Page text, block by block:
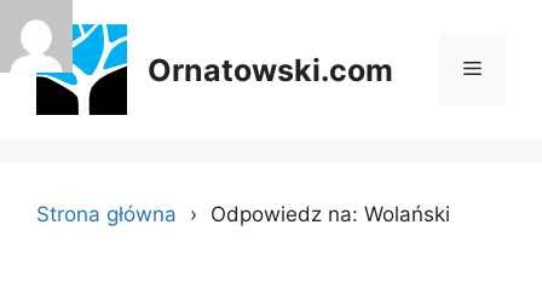
Przejdź
do
treści
Ornatowski.com Menu
Strona główna Odpowiedz na: Wolański